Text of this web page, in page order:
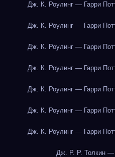
Дж. К. Роулинг — Гарри
Дж. К. Роулинг — Гарри
Дж. К. Роулинг — Гарри
Дж. К. Роулинг — Гарри
Дж. К. Роулинг — Гарри
Дж. К. Роулинг — Гарри
Дж. К. Роулинг — Гарри
Дж. Р. Р. Толкин —